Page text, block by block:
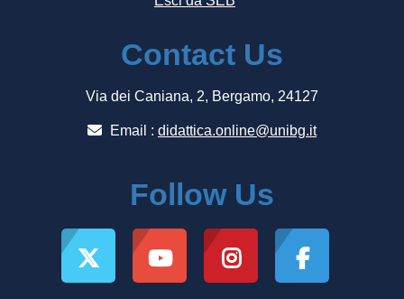
Contact Us
Via dei Caniana, 2, Bergamo, 24127
Email : didattica.online@unibg.it
Follow Us